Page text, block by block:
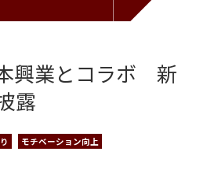
興業とコラボ 新
露
モチベーション向上